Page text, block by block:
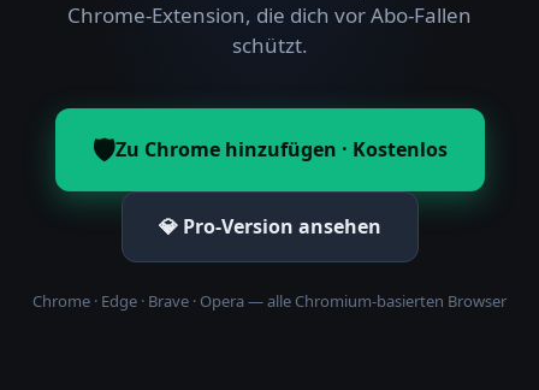
Chrome-Extension, die dich vor Abo-Fallen
schützt.
🛡️Zu Chrome hinzufügen · Kostenlos
💎 Pro-Version ansehen
Chrome · Edge · Brave · Opera — alle Chromium-basierten Browser